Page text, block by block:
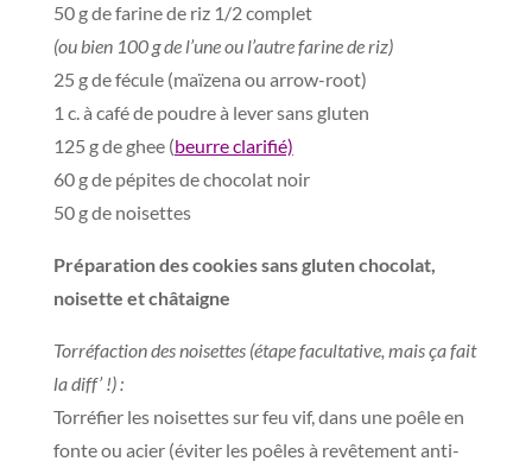
50 g de farine de riz 1/2 complet
(ou bien 100 g de l’une ou l’autre farine de riz)
25 g de fécule (maïzena ou arrow-root)
1 c. à café de poudre à lever sans gluten
125 g de ghee (beurre clarifié)
60 g de pépites de chocolat noir
50 g de noisettes
Préparation des cookies sans gluten chocolat,
noisette et châtaigne
Torréfaction des noisettes (étape facultative, mais ça fait
la diff’ !) :
Torréfier les noisettes sur feu vif, dans une poêle en
fonte ou acier (éviter les poêles à revêtement anti-